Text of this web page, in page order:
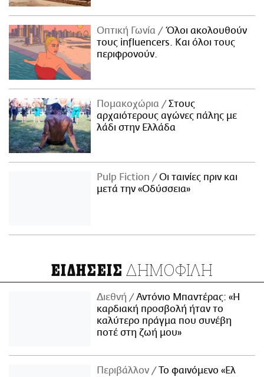
Οπτική Γωνία
Όλοι ακολουθούν
τους influencers. Και όλοι τους
περιφρονούν.
Πομακοχώρια
Στους
αρχαιότερους αγώνες πάλης με
λάδι στην Ελλάδα
Pulp Fiction
Οι ταινίες πριν και
μετά την «Οδύσσεια»
ΕΙΔΗΣΕΙΣ ΔΗΜΟΦΙΛΗ
Διεθνή
Αντόνιο Μπαντέρας: «Η
καρδιακή προσβολή ήταν το
καλύτερο πράγμα που συνέβη
ποτέ στη ζωή μου»
Περιβάλλον
Το φαινόμενο «Ελ